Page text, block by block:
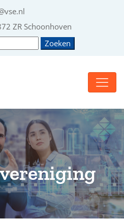
ZR Schoonhoven